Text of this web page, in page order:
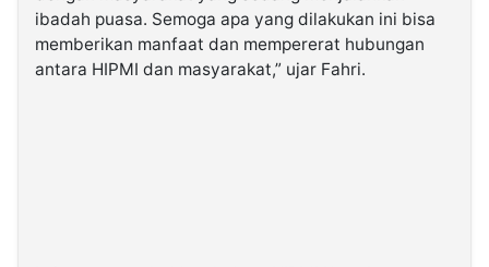
ibadah puasa. Semoga apa yang dilakukan ini bisa
memberikan manfaat dan mempererat hubungan
antara HIPMI dan masyarakat,” ujar Fahri.